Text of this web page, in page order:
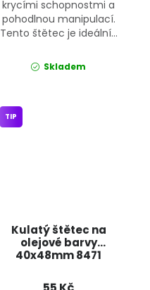
krycími schopnostmi a
pohodlnou manipulací.
Tento štětec je ideální...
Skladem
Kulatý štětec na
olejové barvy
40x48mm 8471
TIP